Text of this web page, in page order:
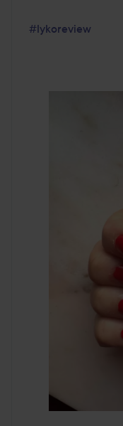
#lykoreview